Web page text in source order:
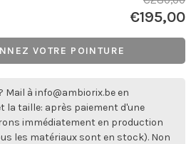
€195,00
VOTRE POINTURE
Mail à info@ambiorix.be en
la taille: après paiement d'une
immédiatement en production
les matériaux sont en stock). Non